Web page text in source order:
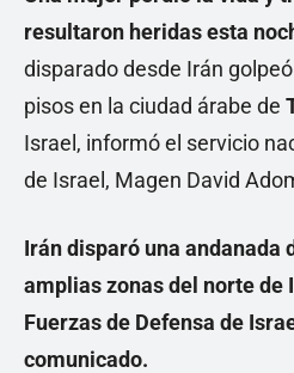
resultaron heridas esta
disparado desde Irán
pisos en la ciudad árabe de
Israel, informó el servicio
de Israel, Magen David
Irán disparó una andanada
amplias zonas del norte de
Fuerzas de Defensa de
comunicado.